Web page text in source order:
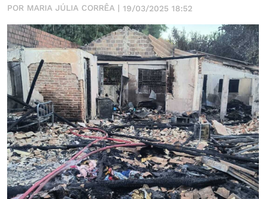
POR MARIA JÚLIA CORRÊA | 19/03/2025 18:52